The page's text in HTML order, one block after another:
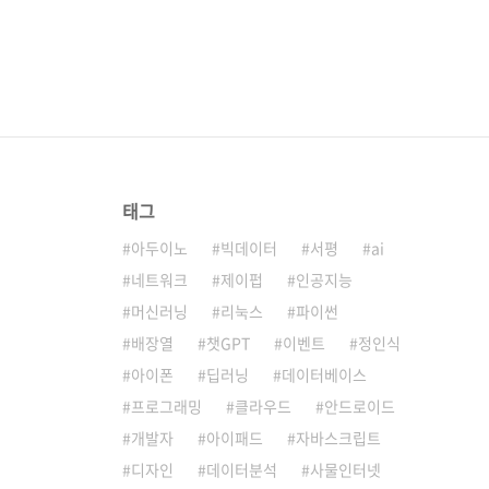
태그
아두이노 빅데이터 서평
ai
네트워크
제이펍
인공지능
머신러닝
리눅스
파이썬
배장열
챗GPT 이벤트
정인식
아이폰
딥러닝
데이터베이스
프로그래밍
클라우드
안드로이드
개발자
아이패드
자바스크립트
디자인
데이터분석 사물인터넷